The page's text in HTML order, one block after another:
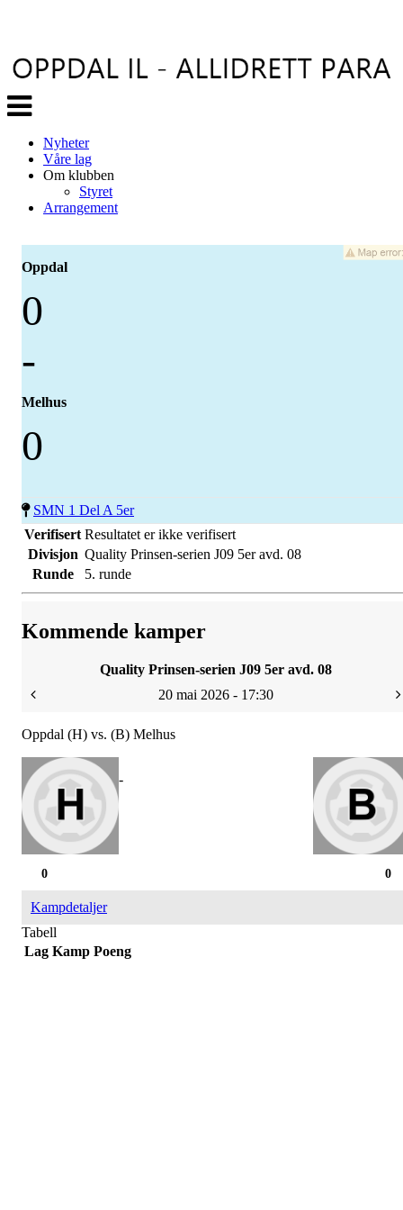
Veksle
navigasjon
Nyheter
Våre lag
Om klubben
Styret
Arrangement
Oppdal
0
-
Melhus
0
SMN 1 Del A 5er
Verifisert Resultatet er ikke verifisert
Divisjon Quality Prinsen-serien J09 5er avd. 08
Runde
5. runde
Kommende kamper
Quality Prinsen-serien J09 5er avd. 08
20 mai 2026 - 17:30
Oppdal (H) vs. (B) Melhus
-
0
0
Kampdetaljer
Tabell
Lag Kamp Poeng